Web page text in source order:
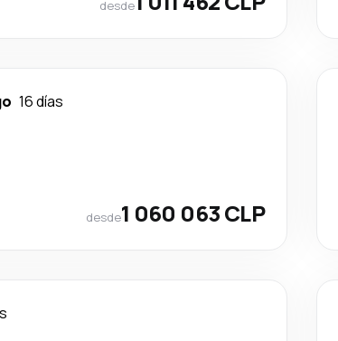
desde
16 días
desde1 060 063 CLP